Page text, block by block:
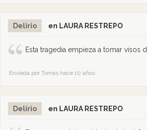
Delirio en LAURA RESTREPO
Esta tragedia empieza a tomar visos
Enviada por Tomás hace 10 años
Delirio en LAURA RESTREPO